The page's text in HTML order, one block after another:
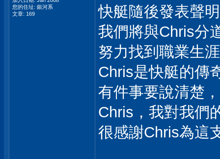
您的住址: 銀河系
文章: 169
快艇隨後發表聲
我們將與Chris分
努力找到職業生
Chris是快艇的傳
有件事要說清楚
Chris，我對我們
很感謝Chris為這